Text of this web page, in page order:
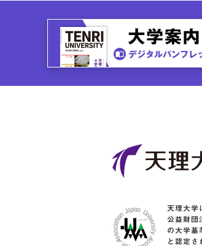
天理大学
公益財団
の大学基
と認定さ